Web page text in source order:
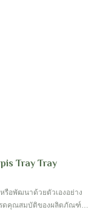
Tray Tray
รือพัฒนาด้วยตัวเองอย่าง
รดคุณสมบัติของผลิตภัณฑ์